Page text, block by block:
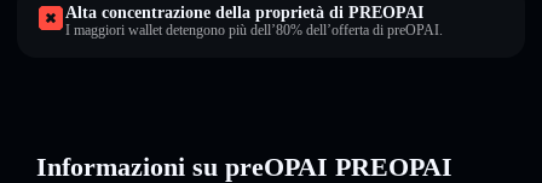
Alta concentrazione della proprietà di PREOPAI
I maggiori wallet detengono più dell’80% dell’offerta di preOPAI.
Informazioni su preOPAI PREOPAI